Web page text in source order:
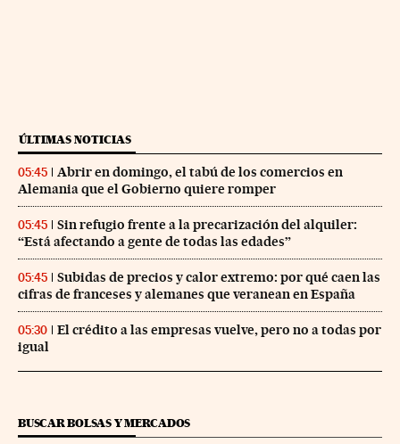
ÚLTIMAS NOTICIAS
05:45
Abrir en domingo, el tabú de los comercios en
Alemania que el Gobierno quiere romper
05:45
Sin refugio frente a la precarización del alquiler:
“Está afectando a gente de todas las edades”
05:45
Subidas de precios y calor extremo: por qué caen las
cifras de franceses y alemanes que veranean en España
05:30
El crédito a las empresas vuelve, pero no a todas por
igual
BUSCAR BOLSAS Y MERCADOS